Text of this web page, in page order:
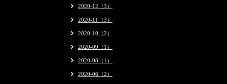
2020-12（3）
2020-11（3）
2020-10（2）
2020-09（1）
2020-08（1）
2020-06（2）